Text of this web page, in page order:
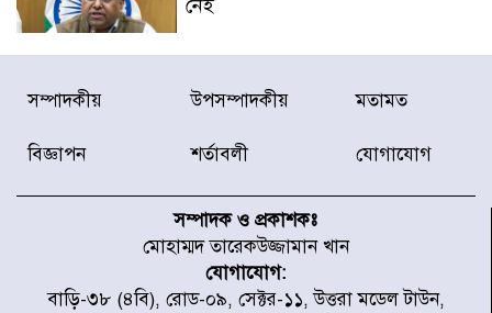
নেই
জুলাই গণঅভ্যুত্থানে আহত যোদ্ধা
মিতুর খোঁজ নিলেন প্রধানমন্ত্রী
শহীদের তালিকা প্রকাশ করল JRA
জুলাই গণঅভ্যুত্থানে উত্তরায় সর্বকনিষ্ঠ
সম্পাদকীয় উপসম্পাদকীয় মতামত
বিজ্ঞাপন শর্তাবলী যোগাযোগ
সম্পাদক ও প্রকাশকঃ
মোহাম্মদ তারেকউজ্জামান খান
যোগাযোগ:
বাড়ি-৩৮ (৪বি), রোড-০৯, সেক্টর-১১, উত্তরা মডেল টাউন,